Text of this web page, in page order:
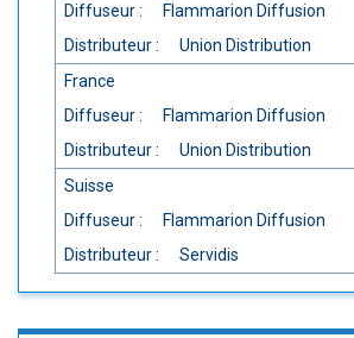
Diffuseur :
Flammarion Diffusion
Distributeur :
Union Distribution
France
Diffuseur :
Flammarion Diffusion
Distributeur :
Union Distribution
Suisse
Diffuseur :
Flammarion Diffusion
Distributeur :
Servidis